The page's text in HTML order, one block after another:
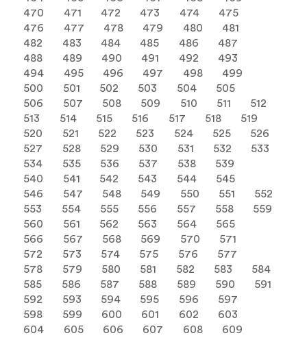
470
471 472 473 474
475
476
477 478 479 480
481
482
483 484 485 486
487
488
489 490 491 492
493
494
495 496 497 498
499
500
501 502 503 504
505
506
507 508 509 510 511
512
513
514 515 516 517 518
519
520
521 522 523 524 525
526
527
528 529 530 531 532
533
534
535 536 537 538
539
540
541 542 543 544
545
546
547 548 549 550 551
552
553
554 555 556 557 558
559
560
561 562 563 564
565
566
567 568 569 570
571
572
573 574 575 576
577
578
579 580 581 582 583
584
585
586 587 588 589 590
591
592
593 594 595 596
597
598
599 600 601 602
603
604
605 606 607 608
609